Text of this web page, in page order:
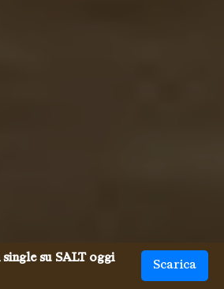
su SALT oggi
Scarica